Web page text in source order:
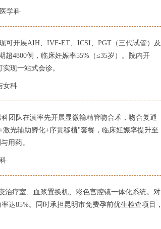
学科
可开展AIH、IVF-ET、ICSI、PGT（三代试管）及
超4800例，临床妊娠率55%（≤35岁）。院内开
现一站式会诊。
女科
团队在滇率先开展显微输精管吻合术，吻合复通
光辅助孵化+序贯移植"套餐，临床妊娠率提升至
用药。
治疗室、血浆置换机、彩色宫腔镜一体化系统。对
达85%。同时承担昆明市免费孕前优生检查项目，